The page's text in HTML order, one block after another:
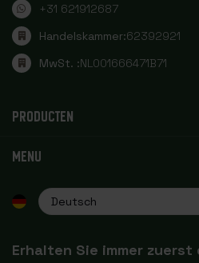
+31 621912687
Handelskammer:62392921
MwSt. :NL001666471B71
PRODUCTEN
MENU
Erhalten Sie immer